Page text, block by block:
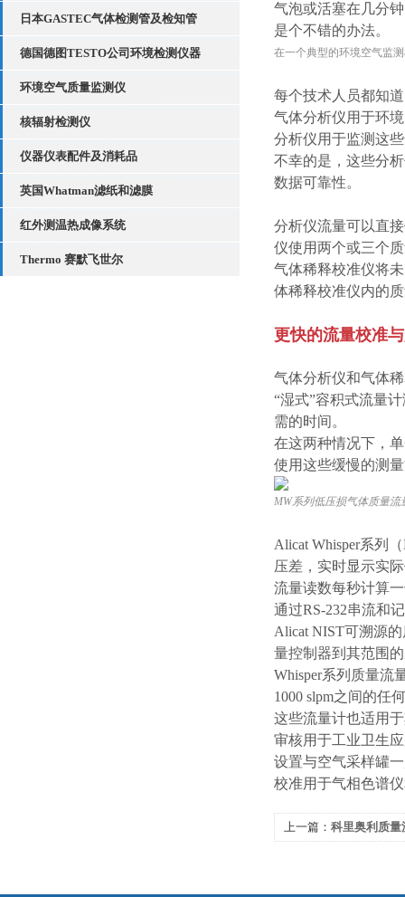
日本GASTEC气体检测管及检知管
德国德图TESTO公司环境检测仪器
环境空气质量监测仪
核辐射检测仪
仪器仪表配件及消耗品
英国Whatman滤纸和滤膜
红外测温热成像系统
Thermo 赛默飞世尔
气泡或活塞在几分
是个不错的办法。
在一个典型的环境空气监
每个技术人员都知
气体分析仪用于环
分析仪用于监测这
不幸的是，这些分
数据可靠性。
分析仪流量可以直
仪使用两个或三个
气体稀释校准仪将
体稀释校准仪内的
更快的流量校准
气体分析仪和气体
“湿式”容积式流量
需的时间。
在这两种情况下，
使用这些缓慢的测
MW系列低压损气体质量流
Alicat Whisper系列
压差，实时显示实
流量读数每秒计算
通过RS-232串流和
Alicat NIST可溯源
量控制器到其范围
Whisper系列质量流
1000 slpm之间的任
这些流量计也适用
审核用于工业卫生
设置与空气采样罐
校准用于气相色谱
上一篇： 科里奥利质量